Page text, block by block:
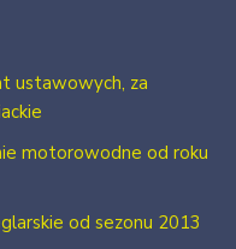
ustawowych, za
motorowodne od roku
od sezonu 2013